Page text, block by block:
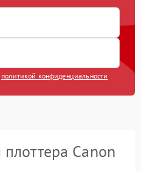
политикой конфиденциальности
Canon